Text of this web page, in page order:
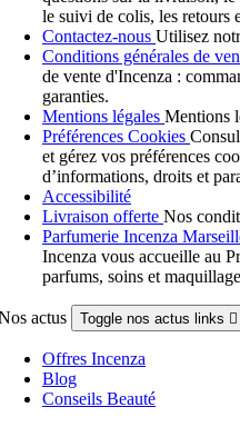
le suivi de colis, les retours
Contactez-nous Utilisez
Conditions générales de
de vente d'Incenza :
garanties.
Mentions légales Mentions
Préférences Cookies
et gérez vos préférences
d’informations, droits et
Accessibilité
Livraison offerte Nos
Parfumerie Incenza
Incenza vous accueille au
parfums, soins et
actus Toggle nos actus links 
Offres Incenza
Blog
Conseils Beauté